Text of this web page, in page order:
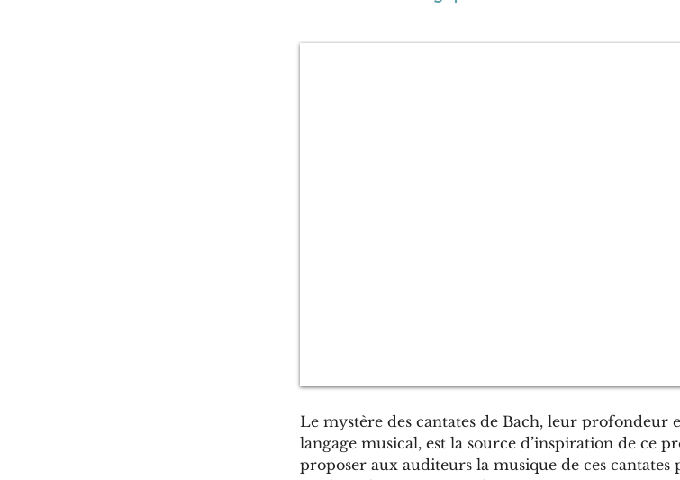
Le mystère des cantates de Bach, leur profondeur
langage musical, est la source d’inspiration de ce
proposer aux auditeurs la musique de ces